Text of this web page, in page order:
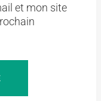
et mon site